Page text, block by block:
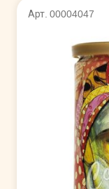
Арт. 00004047